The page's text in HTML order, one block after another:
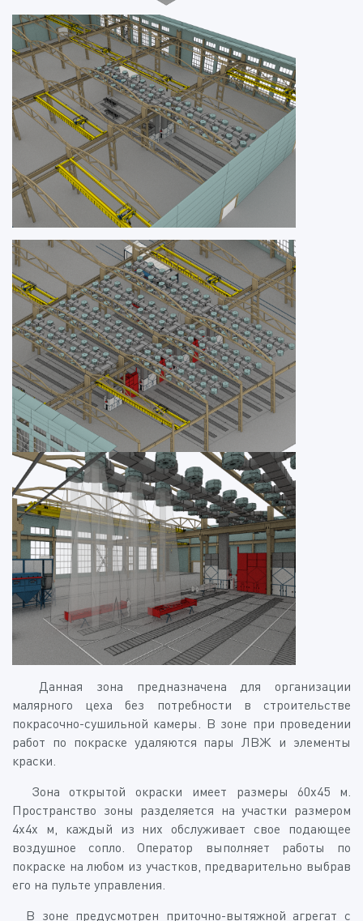
Данная зона предназначена для организации
малярного цеха без потребности в строительстве
покрасочно-сушильной камеры. В зоне при проведении
работ по покраске удаляются пары ЛВЖ и элементы
краски.
Зона открытой окраски имеет размеры 60х45 м.
Пространство зоны разделяется на участки размером
4х4х м, каждый из них обслуживает свое подающее
воздушное сопло. Оператор выполняет работы по
покраске на любом из участков, предварительно выбрав
его на пульте управления.
В зоне предусмотрен приточно-вытяжной агрегат с